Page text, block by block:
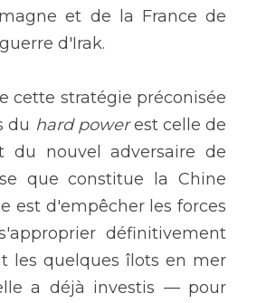
et de la France de
d'Irak.
cette stratégie préconisée
du hard power est celle de
du nouvel adversaire de
que constitue la Chine
est d'empêcher les forces
définitivement
les quelques îlots en mer
a déjà investis — pour